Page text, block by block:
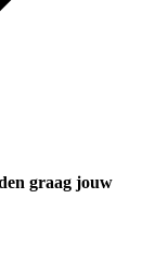
graag jouw